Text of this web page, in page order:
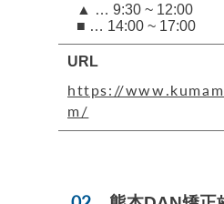
▲ … 9:30 ~ 12:00
■ … 14:00 ~ 17:00
URL
https://
m/